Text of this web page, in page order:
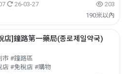
26-03-27
203
190米以內
店]鐘路第一藥局(종로제일약국)
市 #鐘路區
店 #免稅店 #購物